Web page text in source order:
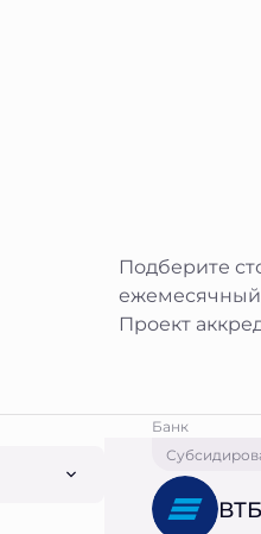
Подберите
ежемесячный
Проект
Банк
ВТБ